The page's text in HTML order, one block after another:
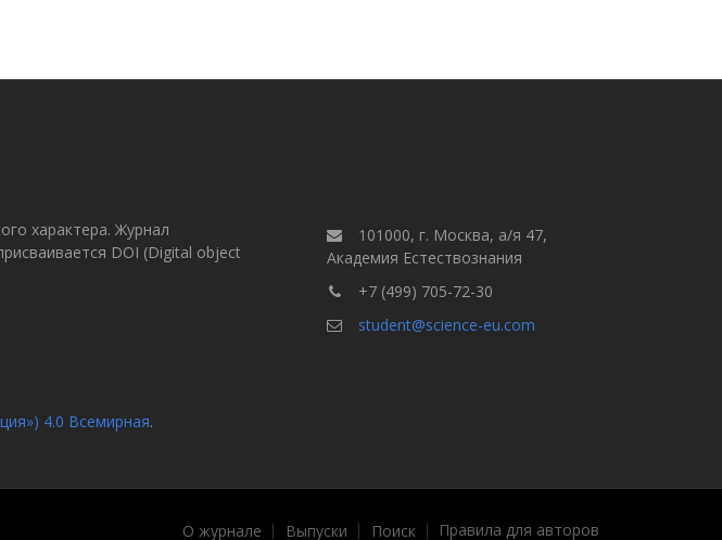
характера. Журнал
DOI (Digital object
101000, г. Москва, а/я 47,
Академия Естествознания
+7 (499) 705-72-30
student@science-eu.com
4.0 Всемирная.
О журнале Выпуски Поиск Правила для авторов